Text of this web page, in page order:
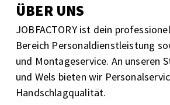
ÜBER UNS
JOBFACTORY ist dein
Bereich Personaldienstleistung
und Montageservice. An unseren
und Wels bieten wir
Handschlagqualität.